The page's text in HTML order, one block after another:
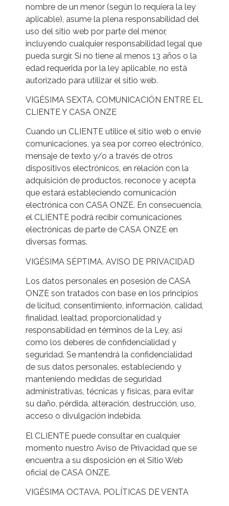
nombre de un menor (según lo requiera la ley
aplicable), asume la plena responsabilidad del
uso del sitio web por parte del menor,
incluyendo cualquier responsabilidad legal que
pueda surgir. Si no tiene al menos 13 años o la
edad requerida por la ley aplicable, no está
autorizado para utilizar el sitio web.
VIGÉSIMA SEXTA. COMUNICACIÓN ENTRE EL
CLIENTE Y CASA ONZE
Cuando un CLIENTE utilice el sitio web o envíe
comunicaciones, ya sea por correo electrónico,
mensaje de texto y/o a través de otros
dispositivos electrónicos, en relación con la
adquisición de productos, reconoce y acepta
que estará estableciendo comunicación
electrónica con CASA ONZE. En consecuencia,
el CLIENTE podrá recibir comunicaciones
electrónicas de parte de CASA ONZE en
diversas formas.
VIGÉSIMA SÉPTIMA. AVISO DE PRIVACIDAD
Los datos personales en posesión de CASA
ONZE son tratados con base en los principios
de licitud, consentimiento, información, calidad,
finalidad, lealtad, proporcionalidad y
responsabilidad en términos de la Ley, así
como los deberes de confidencialidad y
seguridad. Se mantendrá la confidencialidad
de sus datos personales, estableciendo y
manteniendo medidas de seguridad
administrativas, técnicas y físicas, para evitar
su daño, pérdida, alteración, destrucción, uso,
acceso o divulgación indebida.
El CLIENTE puede consultar en cualquier
momento nuestro Aviso de Privacidad que se
encuentra a su disposición en el Sitio Web
oficial de CASA ONZE.
VIGÉSIMA OCTAVA. POLÍTICAS DE VENTA